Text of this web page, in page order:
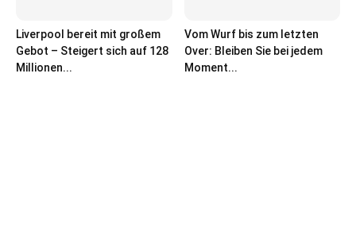
Liverpool bereit mit großem
Gebot – Steigert sich auf 128
Millionen...
Vom Wurf bis zum letzten
Over: Bleiben Sie bei jedem
Moment...